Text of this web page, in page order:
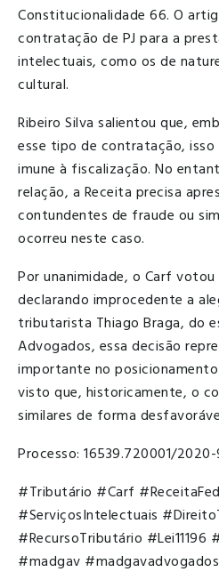
Constitucionalidade 66. O
contratação de PJ para a
intelectuais, como os de
cultural.
Ribeiro Silva salientou que,
esse tipo de contratação,
imune à fiscalização. No
relação, a Receita precisa
contundentes de fraude ou
ocorreu neste caso.
Por unanimidade, o Carf
declarando improcedente a
tributarista Thiago Braga, do
Advogados, essa decisão
importante no
visto que, historicamente, o
similares de forma
Processo: 16539.720001/
#Tributário #Carf
#ServiçosIntelectuais
#RecursoTributário #Lei11196
#madgav #madgavadvogados